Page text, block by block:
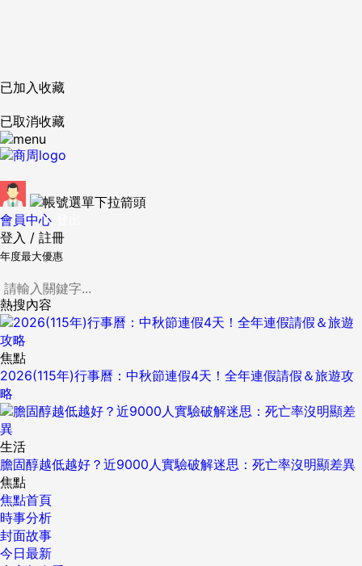
已加入收藏
已取消收藏
會員中心
登入 / 註冊
年度最大優惠
熱搜內容
焦點
2026(115年)行事曆：中秋節連假4天！全年連假請假＆旅遊攻
略
生活
膽固醇越低越好？近9000人實驗破解迷思：死亡率沒明顯差異
焦點
焦點首頁
時事分析
封面故事
今日最新